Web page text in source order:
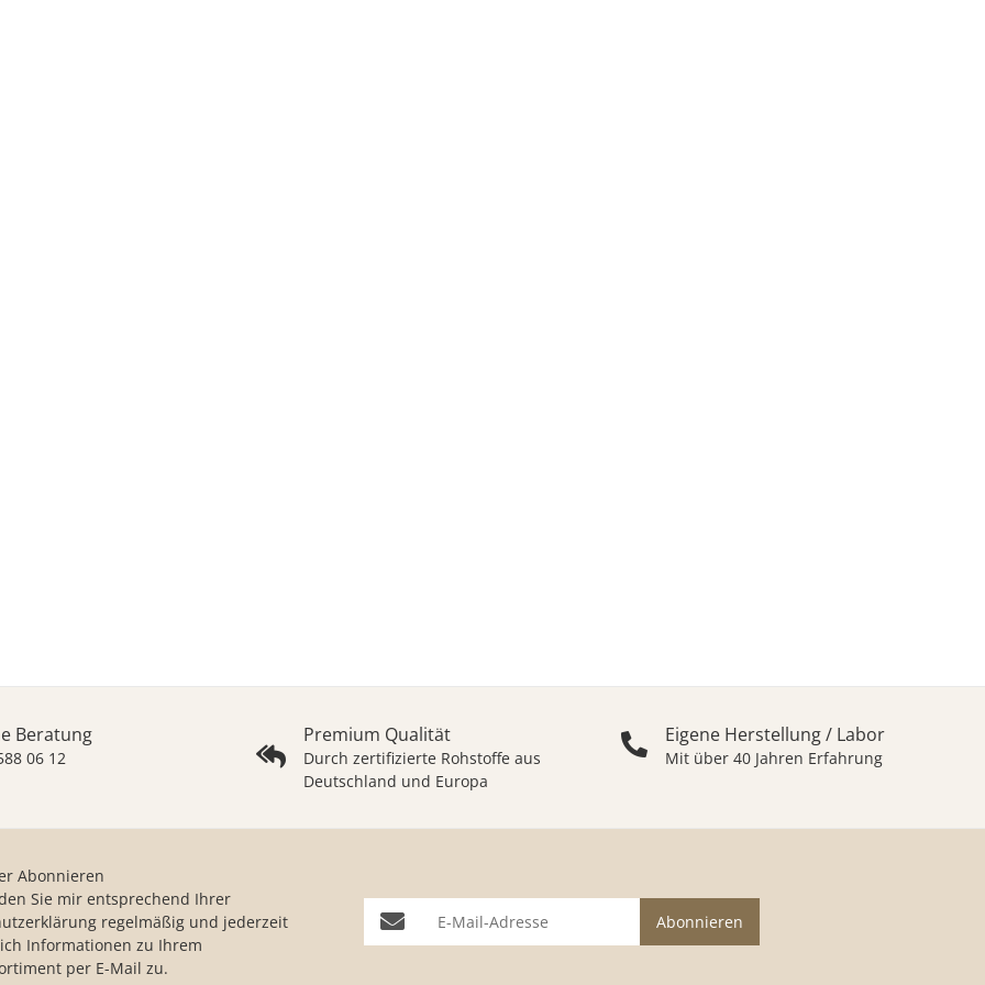
Beratung
06 12
Premium Qualität
Durch zertifizierte Rohstoffe aus
Deutschland und Europa
Eigene Herstellung / Labor
Mit über 40 Jahren Erfahrung
Abonnieren
Sie mir entsprechend Ihrer
regelmäßig und jederzeit
Informationen zu Ihrem
per E-Mail zu.
E-Mail-Adresse Abonnieren